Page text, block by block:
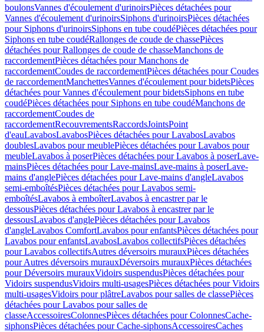
boulonsVannes d'écoulement d'urinoirsPièces détachées pour
Vannes d'écoulement d'urinoirsSiphons d'urinoirsPièces détachées
pour Siphons d'urinoirsSiphons en tube coudéPièces détachées pour
Siphons en tube coudéRallonges de coude de chassePièces
détachées pour Rallonges de coude de chasseManchons de
raccordementPièces détachées pour Manchons de
raccordementCoudes de raccordementPièces détachées pour Coudes
de raccordementManchettesVannes d'écoulement pour bidetsPièces
détachées pour Vannes d'écoulement pour bidetsSiphons en tube
coudéPièces détachées pour Siphons en tube coudéManchons de
raccordementCoudes de
raccordementRecouvrementsRaccordsJointsPoint
d'eauLavabosLavabosPièces détachées pour LavabosLavabos
doublesLavabos pour meublePièces détachées pour Lavabos pour
meubleLavabos à poserPièces détachées pour Lavabos à poserLave-
mainsPièces détachées pour Lave-mainsLave-mains à poserLave-
mains d'anglePièces détachées pour Lave-mains d'angleLavabos
semi-emboîtésPièces détachées pour Lavabos semi-
emboîtésLavabos à emboîterLavabos à encastrer par le
dessousPièces détachées pour Lavabos à encastrer par le
dessousLavabos d'anglePièces détachées pour Lavabos
d'angleLavabos ComfortLavabos pour enfantsPièces détachées pour
Lavabos pour enfantsLavabosLavabos collectifsPièces détachées
pour Lavabos collectifsAutres déversoirs murauxPièces détachées
pour Autres déversoirs murauxDéversoirs murauxPièces détachées
pour Déversoirs murauxVidoirs suspendusPièces détachées pour
Vidoirs suspendusVidoirs multi-usagesPièces détachées pour Vidoirs
multi-usagesVidoirs pour plâtreLavabos pour salles de classePièces
détachées pour Lavabos pour salles de
classeAccessoiresColonnesPièces détachées pour ColonnesCache-
siphonsPièces détachées pour Cache-siphonsAccessoiresCaches